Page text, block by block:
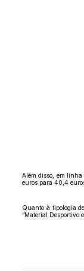
Além disso, em linha
euros para 40,4
Quanto à tipologia
“Material Desportivo